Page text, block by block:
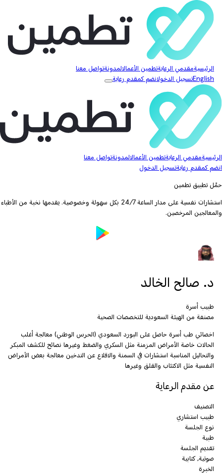
الرئيسيةمقدمي الرعايةتطمين الأعمالالمدونةتواصل معنا
Englishتسجيل الدخولانضم كمقدم رعاية
الرئيسيةمقدمي الرعايةتطمين الأعمالالمدونةتواصل معنا
انضم كمقدم رعايةتسجيل الدخول
حمّل تطبيق تطمين
استشارات نفسية على مدار الساعة 24/7 بكل سهولة وخصوصية. يقدمها نخبة من الأطباء
والمعالجين المرخصين.
د. صالح الخالد
طبيب أسرة
مصنفة من الهيئة السعودية للتخصصات الصحية
اخصائي طب أسرة حاصل على البورد السعودي (الحرس الوطني) معالجة أغلب
الحالات خاصة الأمراض المزمنة مثل السكري والضغط وغيرها نصائح للكشف المبكر
والتحاليل المناسبة استشارات في السمنة والاقلاع عن التدخين معالجة بعض الأمراض
النفسية مثل الاكتئاب والقلق وغيرها
عن مقدم الرعاية
التصنيف
طبيب استشاري
نوع الجلسة
طبية
تقديم الجلسة
صوتية, كتابية
الخبرة